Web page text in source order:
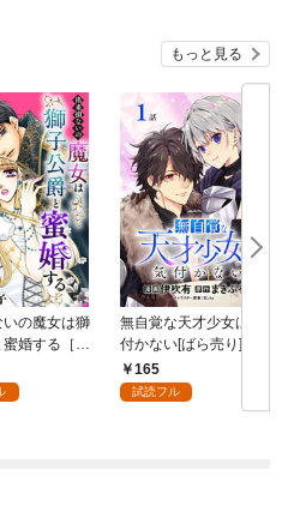
もっと見る
いの魔女は獅
婚する［ば
第1話
無自覚な天才少女は気
付かない[ばら売り]
第1話
165
試読フル